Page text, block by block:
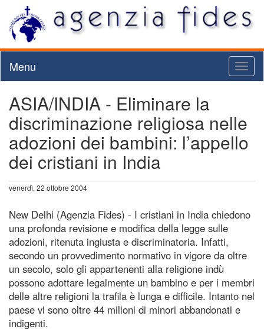
Menu
ASIA/INDIA - Eliminare la
discriminazione religiosa nelle
adozioni dei bambini: l’appello
dei cristiani in India
venerdì, 22 ottobre 2004
New Delhi (Agenzia Fides) - I cristiani in India chiedono
una profonda revisione e modifica della legge sulle
adozioni, ritenuta ingiusta e discriminatoria. Infatti,
secondo un provvedimento normativo in vigore da oltre
un secolo, solo gli appartenenti alla religione indù
possono adottare legalmente un bambino e per i membri
delle altre religioni la trafila è lunga e difficile. Intanto nel
paese vi sono oltre 44 milioni di minori abbandonati e
indigenti.